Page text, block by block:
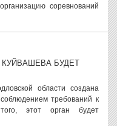
соревнований
БУДЕТ
области создана
требований к
этот орган будет